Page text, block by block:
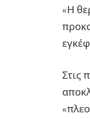
«Η
Στις